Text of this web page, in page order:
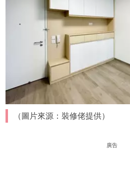
（圖片來源：裝修佬提供）
廣告